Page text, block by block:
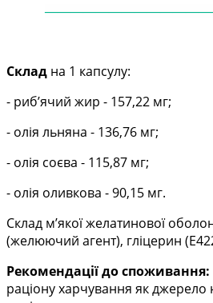
————————————
Склад на 1 капсулу:
- риб’ячий жир - 157,22 мг;
- олія льняна - 136,76 мг;
- олія соєва - 115,87 мг;
- олія оливкова - 90,15 мг.
Склад м’якої желатинової
(желюючий агент), гліцерин
Рекомендації до споживання:
раціону харчування як джерело